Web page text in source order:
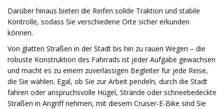
Darüber hinaus bieten die Reifen solide Traktion und stabile
Kontrolle, sodass Sie verschiedene Orte sicher erkunden
können.
Von glatten Straßen in der Stadt bis hin zu rauen Wegen – die
robuste Konstruktion des Fahrrads ist jeder Aufgabe gewachsen
und macht es zu einem zuverlässigen Begleiter für jede Reise,
die Sie wählen. Egal, ob Sie zur Arbeit pendeln, durch die Stadt
fahren oder anspruchsvolle Hügel, Strände oder schneebedeckte
Straßen in Angriff nehmen, mit diesem Cruiser-E-Bike sind Sie